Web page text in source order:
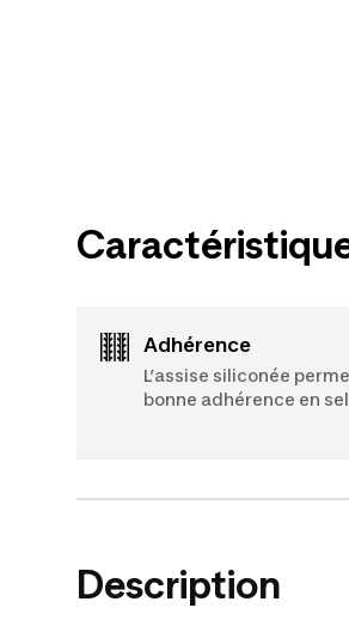
Adhérence
L’assise siliconée
bonne adhérence en
Description